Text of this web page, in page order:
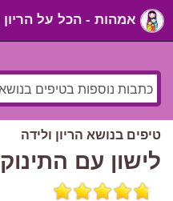
טיפים בנושא הריון ולידה
לישון עם התינוק